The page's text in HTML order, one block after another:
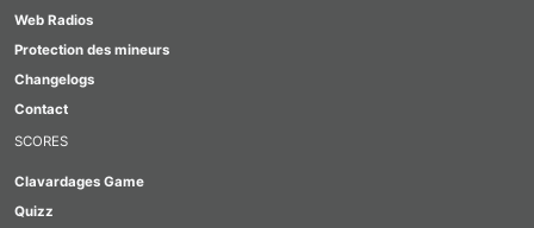
Web Radios
Protection des mineurs
Changelogs
Contact
SCORES
Clavardages Game
Quizz